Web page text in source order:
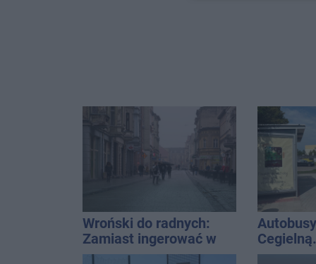
Wroński do radnych:
Zamiast ingerować w
prywatną własność
remontu